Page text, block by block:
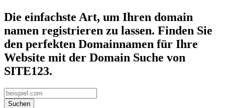
Die einfachste Art, um Ihren domain
namen registrieren zu lassen. Finden Sie
den perfekten Domainnamen für Ihre
Website mit der Domain Suche von
SITE123.
Suchen